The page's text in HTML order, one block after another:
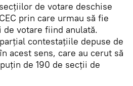
de votare deschise
prin care urmau să fie
de votare fiind anulată.
contestațiile depuse de
acest sens, care au cerut să
de 190 de secții de